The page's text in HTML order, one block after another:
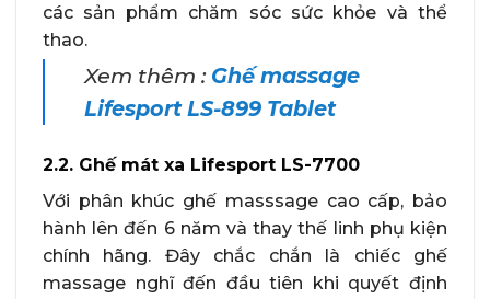
các sản phẩm chăm sóc sức khỏe và thể
thao.
Xem thêm : Ghế massage
Lifesport LS-899 Tablet
2.2. Ghế mát xa Lifesport LS-7700
Với phân khúc ghế masssage cao cấp, bảo
hành lên đến 6 năm và thay thế linh phụ kiện
chính hãng. Đây chắc chắn là chiếc ghế
massage nghĩ đến đầu tiên khi quyết định